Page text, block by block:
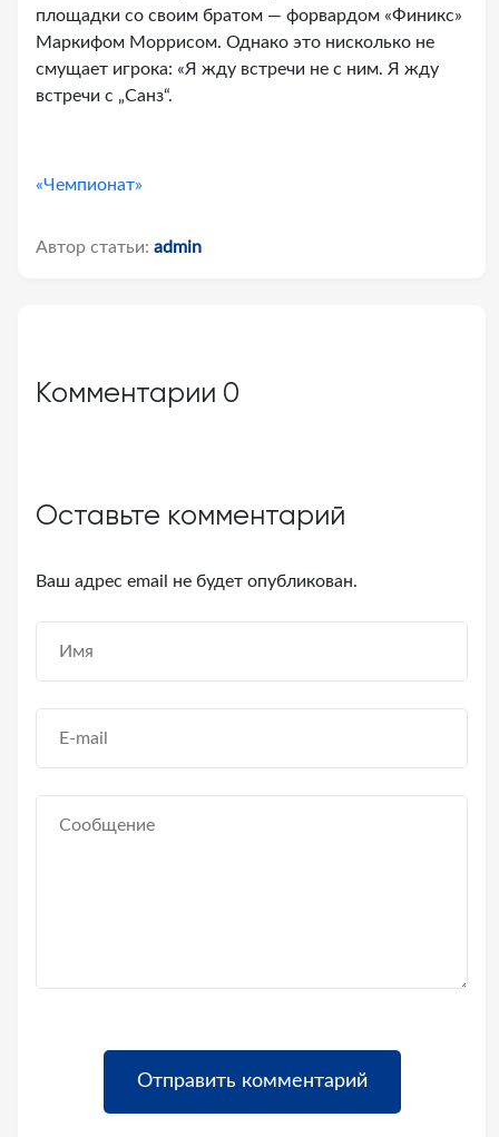
площадки со своим братом — форвардом «Финикс»
Маркифом Моррисом. Однако это нисколько не
смущает игрока: «Я жду встречи не с ним. Я жду
встречи с „Санз“.
«Чемпионат»
Автор статьи: admin
Комментарии 0
Оставьте комментарий
Ваш адрес email не будет опубликован.